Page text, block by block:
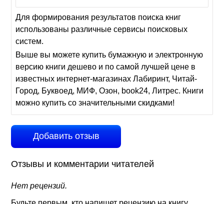
Для формирования результатов поиска книг
использованы различные сервисы поисковых
систем.
Выше вы можете купить бумажную и электронную
версию книги дешево и по самой лучшей цене в
известных интернет-магазинах Лабиринт, Читай-
Город, Буквоед, МИФ, Озон, book24, Литрес. Книги
можно купить со значительными скидками!
Добавить отзыв
Отзывы и комментарии читателей
Нет рецензий.